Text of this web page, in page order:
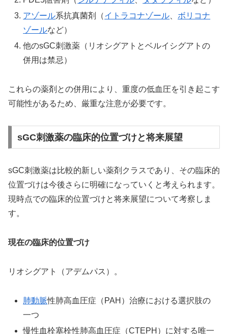
アゾール系抗真菌剤（イトラコナゾール
ボリコナ
ゾールなど）
他のsGC刺激薬（リオシグアトとベルイシグアトの
併用は禁忌）
これらの薬剤との併用により、重度の低血圧を引き起こす
可能性があるため、厳重な注意が必要です。
sGC刺激薬の臨床的位置づけと将来展望
sGC刺激薬は比較的新しい薬剤クラスであり、その臨床的
位置づけは今後さらに明確になっていくと考えられます。
現時点での臨床的位置づけと将来展望について考察しま
す。
現在の臨床的位置づけ
リオシグアト（アデムパス）。
肺動脈性肺高血圧症（PAH）治療における選択肢の
一つ
慢性血栓塞栓性肺高血圧症（CTEPH）に対する唯一